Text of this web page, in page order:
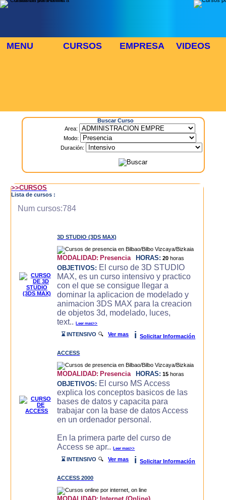
MENU CURSOS EMPRESA VIDEOS
Buscar Curso
Area:
Modo:
Duración:
>>CURSOS
Lista de cursos :
Num cursos:784
3D STUDIO (3DS MAX)
MODALIDAD: Presencia HORAS: 20 horas
OBJETIVOS: El curso de 3D STUDIO
MAX, es un curso intensivo y practico
con el que se consigue llegar a
dominar la aplicacion de modelado y
animacion 3DS MAX para la creacion
de objetos 3d, modelado, luces,
text..Leer mas>>
⌛ INTENSIVO 🔍Ver mas i Solicitar Información
ACCESS
MODALIDAD: Presencia HORAS: 15 horas
OBJETIVOS: El curso MS Access
explica los conceptos basicos de las
bases de datos y capacita para
trabajar con la base de datos Access
en un ordenador personal.
En la primera parte del curso de
Access se apr..Leer mas>>
⌛ INTENSIVO 🔍Ver mas i Solicitar Información
ACCESS 2000